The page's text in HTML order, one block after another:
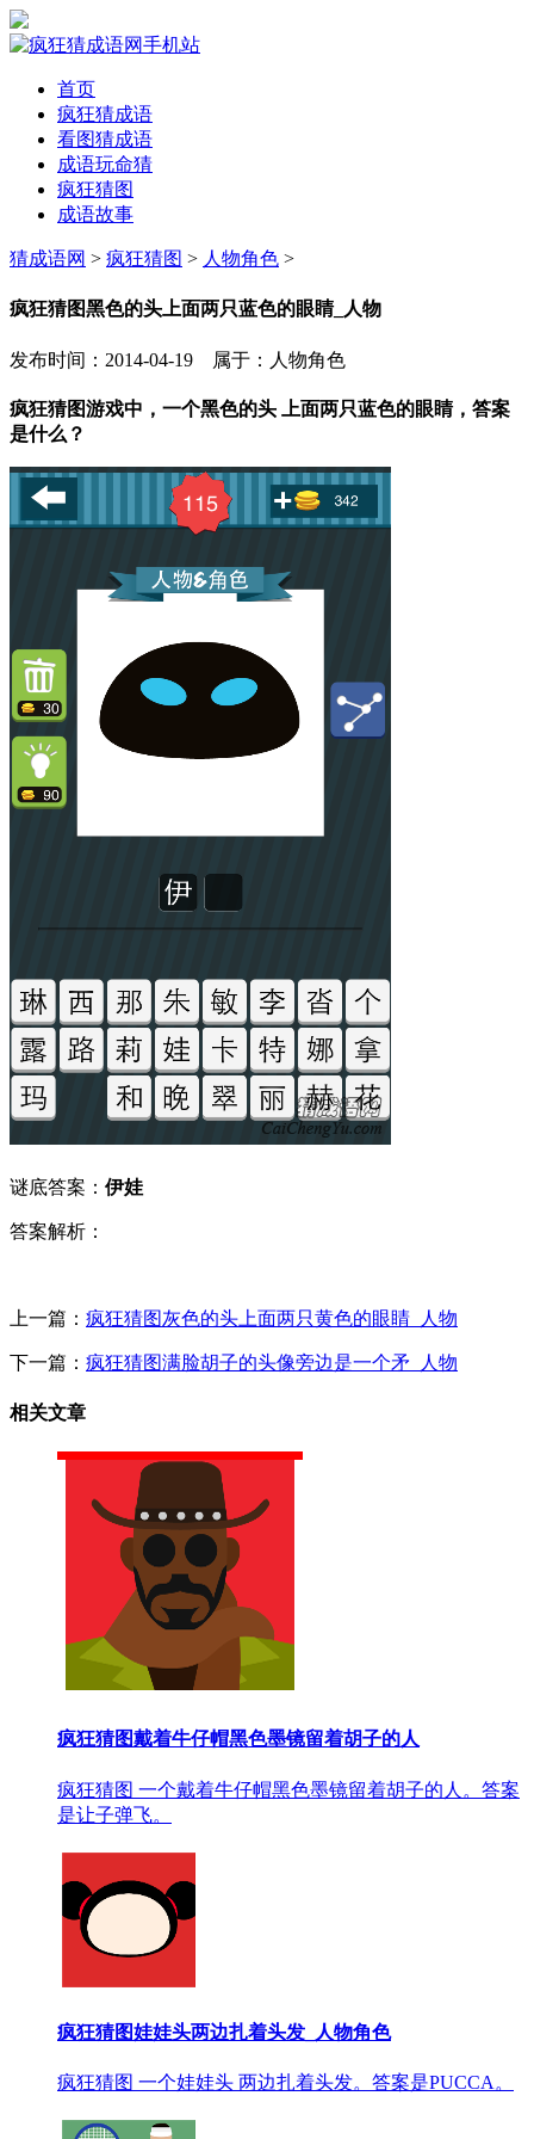
首页
疯狂猜成语
看图猜成语
成语玩命猜
疯狂猜图
成语故事
猜成语网 > 疯狂猜图 > 人物角色 >
疯狂猜图黑色的头上面两只蓝色的眼睛_人物
发布时间：2014-04-19 属于：人物角色
疯狂猜图游戏中，一个黑色的头 上面两只蓝色的眼睛，答案
是什么？
谜底答案： 伊娃
答案解析：
上一篇： 疯狂猜图灰色的头上面两只黄色的眼睛_人物
下一篇： 疯狂猜图满脸胡子的头像旁边是一个矛_人物
相关文章
疯狂猜图戴着牛仔帽黑色墨镜留着胡子的人
疯狂猜图 一个戴着牛仔帽黑色墨镜留着胡子的人。答案
是让子弹飞。
疯狂猜图娃娃头两边扎着头发_人物角色
疯狂猜图 一个娃娃头 两边扎着头发。答案是PUCCA。